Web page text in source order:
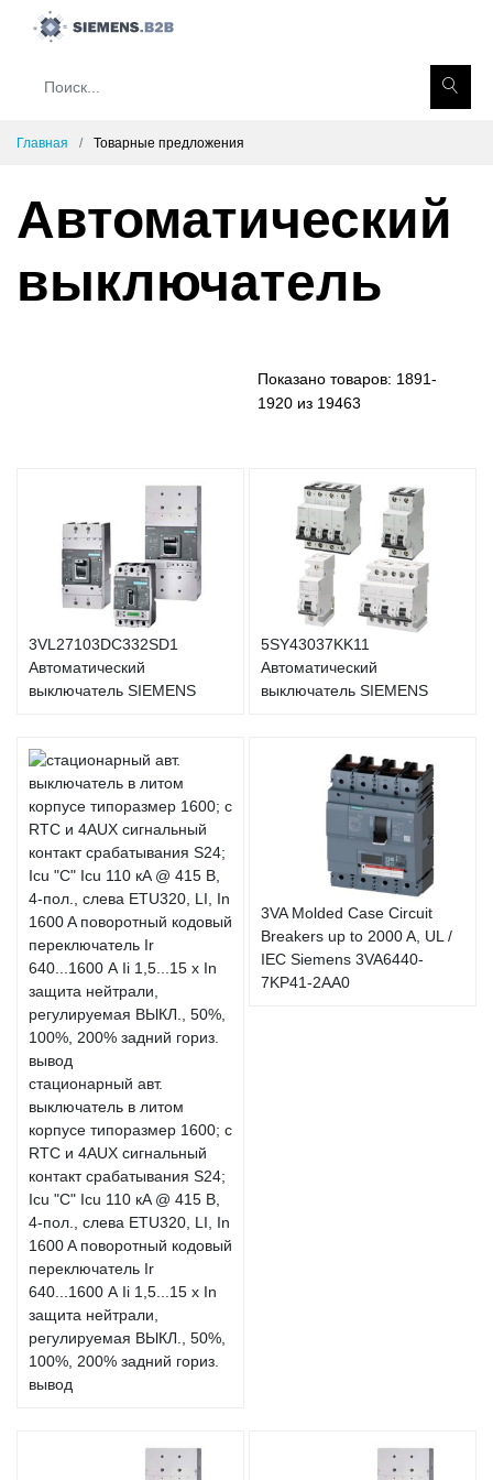
Главная Товарные предложения
Автоматический
выключатель
Показано товаров: 1891-
1920 из 19463
3VL27103DC332SD1
Автоматический
выключатель SIEMENS
5SY43037KK11
Автоматический
выключатель SIEMENS
стационарный авт.
выключатель в литом
корпусе типоразмер 1600; с
RTC и 4AUX сигнальный
контакт срабатывания S24;
Icu "C" Icu 110 кA @ 415 В,
4-пол., слева ETU320, LI, In
1600 A поворотный кодовый
переключатель Ir
640...1600 А Ii 1,5...15 x In
защита нейтрали,
регулируемая ВЫКЛ., 50%,
100%, 200% задний гориз.
вывод
3VA Molded Case Circuit
Breakers up to 2000 A, UL /
IEC Siemens 3VA6440-
7KP41-2AA0